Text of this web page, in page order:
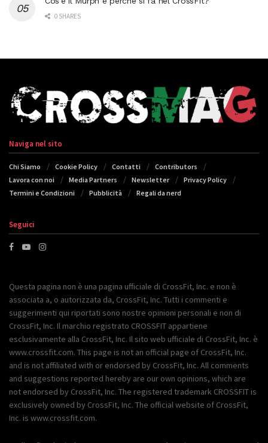
0 SHARES
Naviga nel sito
Chi Siamo Cookie Policy Contatti
Contributors
Lavora con noi
Media Partners Newsletter
Privacy Policy
Termini e Condizioni
Pubblicità Regali da nerd
Seguici
Questa pagina non è una pagina ufficiale di CrossFit, Inc. e non è
associata a, o autorizzata da, CrossFit, Inc. Tutti i commenti e
suggerimenti qui riportati sono nostre opinioni personali e non di
CrossFit, Inc. Il marchio registrato CROSSFIT appartiene
esclusivamente alla CrossFit, Inc. Il sito web ufficiale di CrossFit, Inc. è
www.crossfit.com. This page is not an official page of CrossFit, Inc.
and is not affiliated with or endorsed by CrossFit, Inc. All comments
and suggestions reported hereby are our own opinions, which are
not endorsed by CrossFit, Inc. The registered trademark CROSSFIT is
exclusively owned by CrossFit, Inc. The official website of CrossFit,
Inc. is www.crossfit.com.